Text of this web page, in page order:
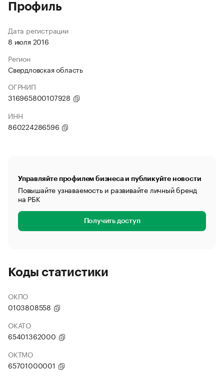
Профиль
Дата регистрации
8 июля 2016
Регион
Свердловская область
ОГРНИП
316965800107928
ИНН
860224286596
Управляйте профилем бизнеса и публикуйте новости
Повышайте узнаваемость и развивайте личный бренд
на РБК
Получить доступ
Коды статистики
ОКПО
0103808558
ОКАТО
65401362000
ОКТМО
65701000001